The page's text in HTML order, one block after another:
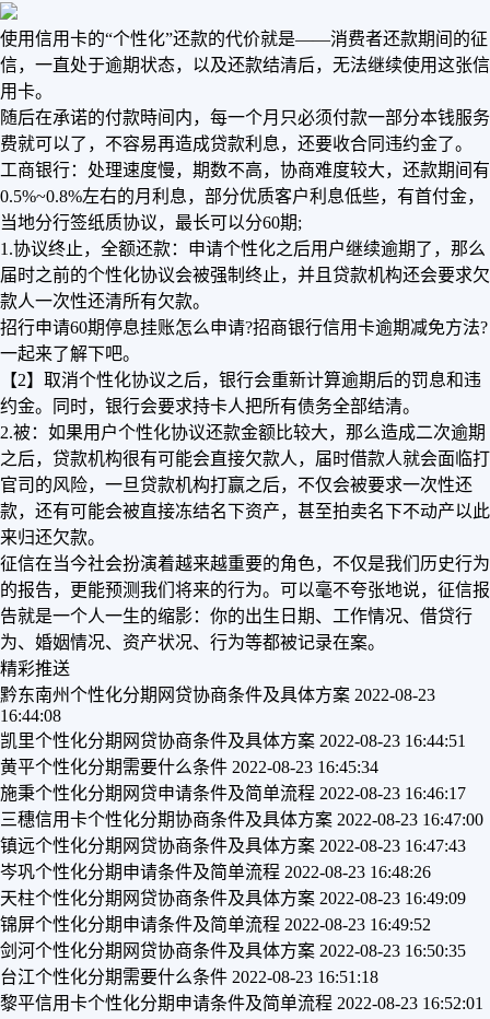
使用信用卡的“个性化”还款的代价就是——消费者还款期间的征
信，一直处于逾期状态，以及还款结清后，无法继续使用这张信
用卡。
随后在承诺的付款時间内，每一个月只必须付款一部分本钱服务
费就可以了，不容易再造成贷款利息，还要收合同违约金了。
工商银行：处理速度慢，期数不高，协商难度较大，还款期间有
0.5%~0.8%左右的月利息，部分优质客户利息低些，有首付金，
当地分行签纸质协议，最长可以分60期;
1.协议终止，全额还款：申请个性化之后用户继续逾期了，那么
届时之前的个性化协议会被强制终止，并且贷款机构还会要求欠
款人一次性还清所有欠款。
招行申请60期停息挂账怎么申请?招商银行信用卡逾期减免方法?
一起来了解下吧。
【2】取消个性化协议之后，银行会重新计算逾期后的罚息和违
约金。同时，银行会要求持卡人把所有债务全部结清。
2.被：如果用户个性化协议还款金额比较大，那么造成二次逾期
之后，贷款机构很有可能会直接欠款人，届时借款人就会面临打
官司的风险，一旦贷款机构打赢之后，不仅会被要求一次性还
款，还有可能会被直接冻结名下资产，甚至拍卖名下不动产以此
来归还欠款。
征信在当今社会扮演着越来越重要的角色，不仅是我们历史行为
的报告，更能预测我们将来的行为。可以毫不夸张地说，征信报
告就是一个人一生的缩影：你的出生日期、工作情况、借贷行
为、婚姻情况、资产状况、行为等都被记录在案。
精彩推送
黔东南州个性化分期网贷协商条件及具体方案 2022-08-23
16:44:08
凯里个性化分期网贷协商条件及具体方案 2022-08-23 16:44:51
黄平个性化分期需要什么条件 2022-08-23 16:45:34
施秉个性化分期网贷申请条件及简单流程 2022-08-23 16:46:17
三穗信用卡个性化分期协商条件及具体方案 2022-08-23 16:47:00
镇远个性化分期网贷协商条件及具体方案 2022-08-23 16:47:43
岑巩个性化分期申请条件及简单流程 2022-08-23 16:48:26
天柱个性化分期网贷协商条件及具体方案 2022-08-23 16:49:09
锦屏个性化分期申请条件及简单流程 2022-08-23 16:49:52
剑河个性化分期网贷协商条件及具体方案 2022-08-23 16:50:35
台江个性化分期需要什么条件 2022-08-23 16:51:18
黎平信用卡个性化分期申请条件及简单流程 2022-08-23 16:52:01